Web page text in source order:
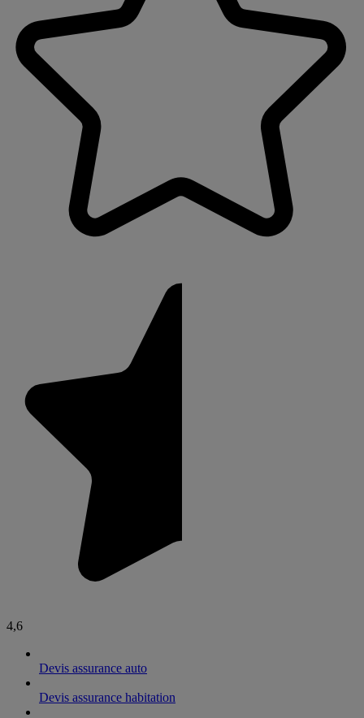
4,6
Devis assurance auto
Devis assurance habitation